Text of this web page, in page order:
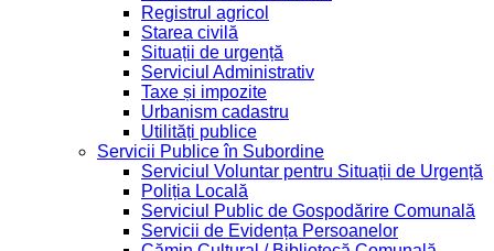
Registrul agricol
Starea civilă
Situații de urgență
Serviciul Administrativ
Taxe și impozite
Urbanism cadastru
Utilități publice
Servicii Publice în Subordine
Serviciul Voluntar pentru Situații de Urgență
Poliția Locală
Serviciul Public de Gospodărire Comunală
Servicii de Evidența Persoanelor